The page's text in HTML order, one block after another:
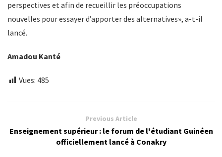
perspectives et afin de recueillir les préoccupations
nouvelles pour essayer d’apporter des alternatives», a-t-il
lancé.
Amadou Kanté
Vues: 485
Previous Article
Enseignement supérieur : le forum de l'étudiant Guinéen
officiellement lancé à Conakry